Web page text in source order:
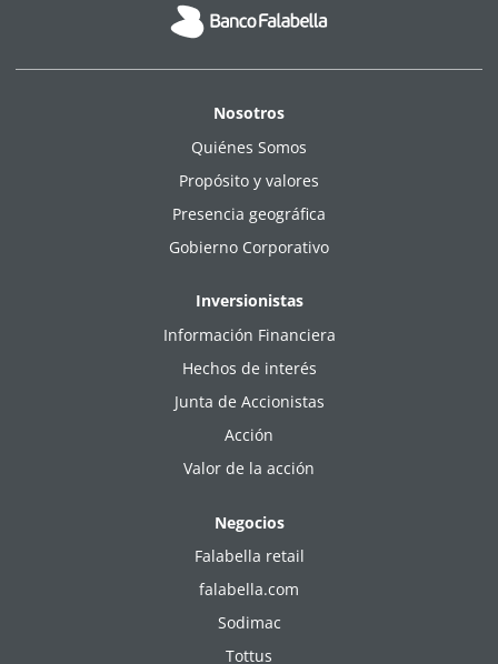
Nosotros
Quiénes Somos
Propósito y valores
Presencia geográfica
Gobierno Corporativo
Inversionistas
Información Financiera
Hechos de interés
Junta de Accionistas
Acción
Valor de la acción
Negocios
Falabella retail
falabella.com
Sodimac
Tottus